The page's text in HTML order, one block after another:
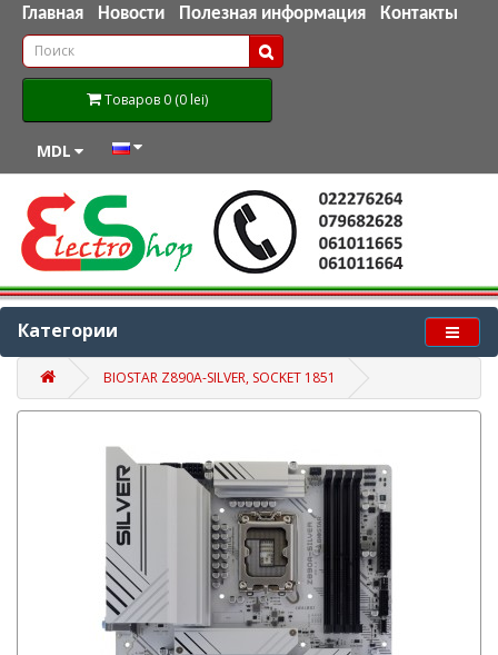
Главная Новости Полезная информация Контакты
Товаров 0 (0 lei)
MDL
Категории
BIOSTAR Z890A-SILVER, SOCKET 1851